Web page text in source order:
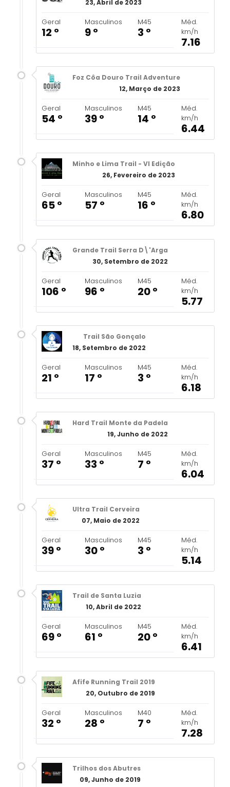
23, Abril de 2023
Geral
12 º
Masculinos
9 º
M45
3 º
Méd.
km/h
7.16
Foz Côa Douro Trail Adventure
12, Março de 2023
Geral
54 º
Masculinos
39 º
M45
14 º
Méd.
km/h
6.44
Minho e Lima Trail - VI Edição
26, Fevereiro de 2023
Geral
65 º
Masculinos
57 º
M45
16 º
Méd.
km/h
6.80
Grande Trail Serra D\'Arga
30, Setembro de 2022
Geral
106 º
Masculinos
96 º
M45
20 º
Méd.
km/h
5.77
Trail São Gonçalo
18, Setembro de 2022
Geral
21 º
Masculinos
17 º
M45
3 º
Méd.
km/h
6.18
Hard Trail Monte da Padela
19, Junho de 2022
Geral
37 º
Masculinos
33 º
M45
7 º
Méd.
km/h
6.04
Ultra Trail Cerveira
07, Maio de 2022
Geral
39 º
Masculinos
30 º
M45
3 º
Méd.
km/h
5.14
Trail de Santa Luzia
10, Abril de 2022
Geral
69 º
Masculinos
61 º
M45
20 º
Méd.
km/h
6.41
Afife Running Trail 2019
20, Outubro de 2019
Geral
32 º
Masculinos
28 º
M40
7 º
Méd.
km/h
7.28
Trilhos dos Abutres
09, Junho de 2019